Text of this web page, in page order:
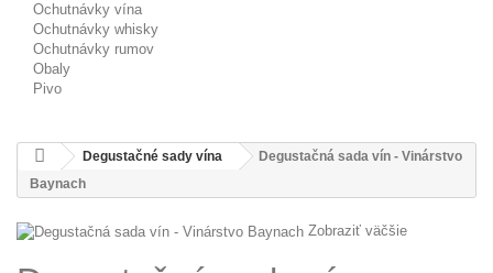
Ochutnávky vína
Ochutnávky whisky
Ochutnávky rumov
Obaly
Pivo
Degustačné sady vína
Degustačná sada vín - Vinárstvo
Baynach
Zobraziť väčšie